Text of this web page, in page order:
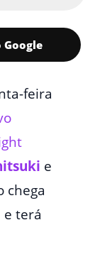
feira
e
chega
e terá